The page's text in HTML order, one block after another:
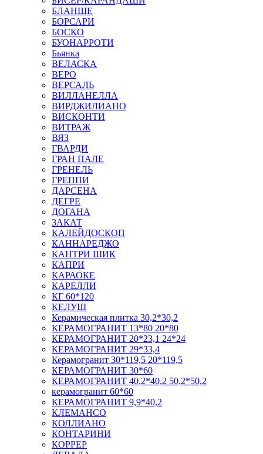
БЛАНШЕ
БОРСАРИ
БОСКО
БУОНАРРОТИ
Бьянка
ВЕЛАСКА
ВЕРО
ВЕРСАЛЬ
ВИЛЛАНЕЛЛА
ВИРДЖИЛИАНО
ВИСКОНТИ
ВИТРАЖ
ВЯЗ
ГВАРДИ
ГРАН ПАЛЕ
ГРЕНЕЛЬ
ГРЕППИ
ДАРСЕНА
ДЕГРЕ
ДОГАНА
ЗАКАТ
КАЛЕЙДОСКОП
КАННАРЕДЖО
КАНТРИ ШИК
КАПРИ
КАРАОКЕ
КАРЕЛЛИ
КГ 60*120
КЕЛУШ
Керамическая плитка 30,2*30,2
КЕРАМОГРАНИТ 13*80 20*80
КЕРАМОГРАНИТ 20*23,1 24*24
КЕРАМОГРАНИТ 29*33,4
Керамогранит 30*119,5 20*119,5
КЕРАМОГРАНИТ 30*60
КЕРАМОГРАНИТ 40,2*40,2 50,2*50,2
керамогранит 60*60
КЕРАМОГРАНИТ 9,9*40,2
КЛЕМАНСО
КОЛЛИАНО
КОНТАРИНИ
КОРРЕР